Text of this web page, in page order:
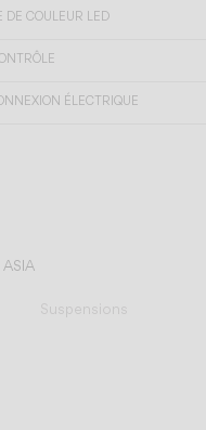
DE COULEUR LED
ÉLECTRIQUE
ASIA
Suspensions